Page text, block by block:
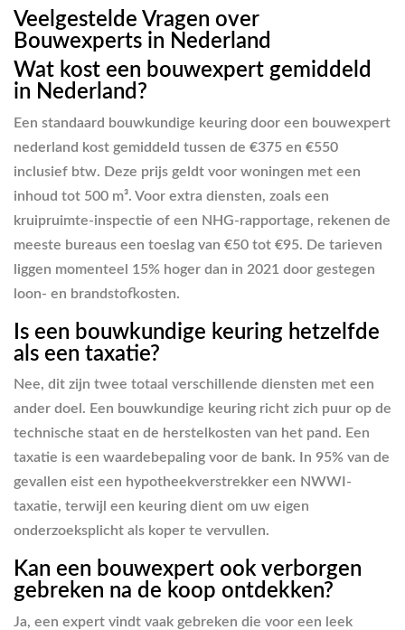
Veelgestelde Vragen over
Bouwexperts in Nederland
Wat kost een bouwexpert gemiddeld
in Nederland?
Een standaard bouwkundige keuring door een bouwexpert
nederland kost gemiddeld tussen de €375 en €550
inclusief btw. Deze prijs geldt voor woningen met een
inhoud tot 500 m³. Voor extra diensten, zoals een
kruipruimte-inspectie of een NHG-rapportage, rekenen de
meeste bureaus een toeslag van €50 tot €95. De tarieven
liggen momenteel 15% hoger dan in 2021 door gestegen
loon- en brandstofkosten.
Is een bouwkundige keuring hetzelfde
als een taxatie?
Nee, dit zijn twee totaal verschillende diensten met een
ander doel. Een bouwkundige keuring richt zich puur op de
technische staat en de herstelkosten van het pand. Een
taxatie is een waardebepaling voor de bank. In 95% van de
gevallen eist een hypotheekverstrekker een NWWI-
taxatie, terwijl een keuring dient om uw eigen
onderzoeksplicht als koper te vervullen.
Kan een bouwexpert ook verborgen
gebreken na de koop ontdekken?
Ja, een expert vindt vaak gebreken die voor een leek